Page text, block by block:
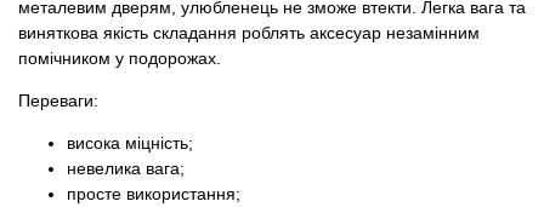
металевим дверям, улюбленець не зможе втекти. Легка вага та
виняткова якість складання роблять аксесуар незамінним
помічником у подорожах.
Переваги:
висока міцність;
невелика вага;
просте використання;